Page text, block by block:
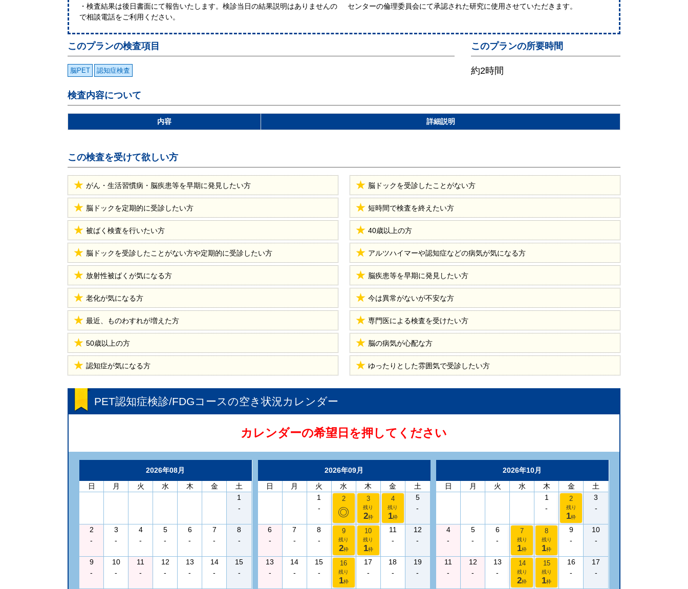
・検査結果は後日書面にて報告いたします。検診当日の結果説明はありませんの
で相談電話をご利用ください。
センターの倫理委員会にて承認された研究に使用させていただきます。
このプランの所要時間
約2時間
このプランの検査項目
脳PET 認知症検査
検査内容について
内容 詳細説明
この検査を受けて欲しい方
がん・生活習慣病・脳疾患等を早期に発見したい方 脳ドックを受診したことがない方
脳ドックを定期的に受診したい方 短時間で検査を終えたい方
被ばく検査を行いたい方 40歳以上の方
脳ドックを受診したことがない方や定期的に受診したい方 アルツハイマーや認知症などの病気が気になる方
放射性被ばくが気になる方 脳疾患等を早期に発見したい方
老化が気になる方 今は異常がないが不安な方
最近、ものわすれが増えた方 専門医による検査を受けたい方
50歳以上の方 脳の病気が心配な方
認知症が気になる方 ゆったりとした雰囲気で受診したい方
PET認知症検診/FDGコースの空き状況カレンダー
カレンダーの希望日を押してください
2026年08月
日
月 火 水 木 金
土
1
-
2
-
3
-
4
-
5
-
6
-
7
-
8
-
9
-
10
-
11
-
12
-
13
-
14
-
15
-
2026年09月
日
月 火 水 木 金
土
1
-
2
◎
3
残り
2枠
4
残り
1枠
5
-
6
-
7
-
8
-
9
残り
2枠
10
残り
1枠
11
-
12
-
13
-
14
-
15
-
16
残り
1枠
17
-
18
-
19
-
2026年10月
日
月 火 水 木 金
土
1
-
2
残り
1枠
3
-
4
-
5
-
6
-
7
残り
1枠
8
残り
1枠
9
-
10
-
11
-
12
-
13
-
14
残り
2枠
15
残り
1枠
16
-
17
-